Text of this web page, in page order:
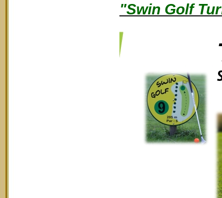
"Swin Golf